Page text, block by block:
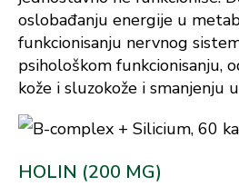
oslobađanju energije u
funkcionisanju nervnog
psihološkom funkcionisanju,
kože i sluzokože i smanjenju
HOLIN (200 MG)